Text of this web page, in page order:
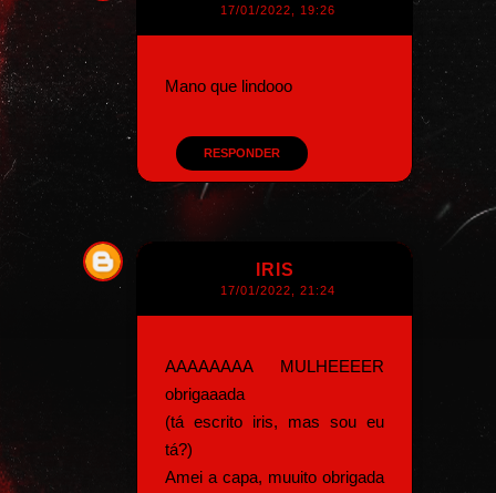
17/01/2022, 19:26
Mano que lindooo
RESPONDER
IRIS
17/01/2022, 21:24
AAAAAAAA MULHEEEER
obrigaaada
(tá escrito iris, mas sou eu
tá?)
Amei a capa, muuito obrigada